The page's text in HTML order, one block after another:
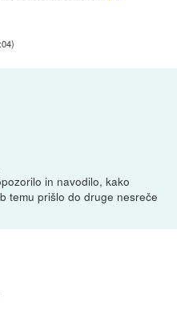
)
in navodilo, kako
temu prišlo do druge nesreče